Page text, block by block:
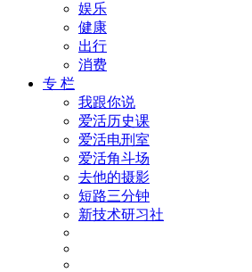
娱乐
健康
出行
消费
专 栏
我跟你说
爱活历史课
爱活电刑室
爱活角斗场
去他的摄影
短路三分钟
新技术研习社